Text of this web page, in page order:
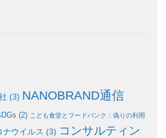
(3) NANOBRAND通信
(2) こども食堂とフードバンク：偽りの利用
ナウイルス (3) コンサルティン